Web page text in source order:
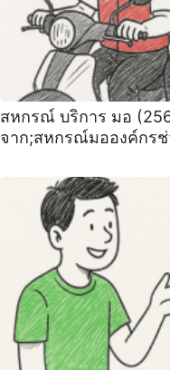
สหกรณ์ บริการ มอ
จาก;สหกรณ์มอองค์กรช่